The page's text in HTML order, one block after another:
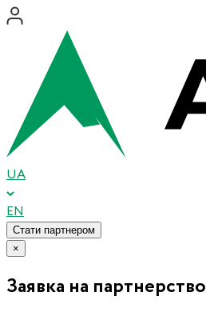
UA
EN
Стати партнером
×
Заявка на партнерство